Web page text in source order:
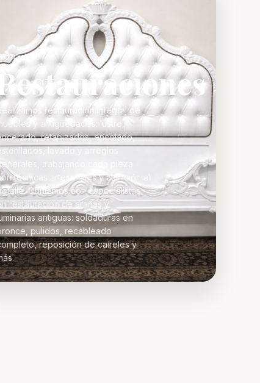
restauración integral de
y antigüedades: lustre,
retapizados, encolado,
lavado y arreglos
trabajando cada pieza
técnicas artesanales y atención al
Contamos con especialistas
restauración de arañas y
antiguas: soldaduras en
pulidos, recableado
reposición de caireles y